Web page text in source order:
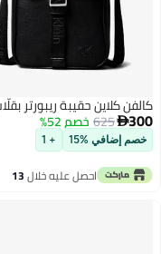
كالفن كلاين حقيبة ريبورتر بقلّاب
300
625خصم 52%
خصم إضافي %15 + 1
احصل عليه خلال13
اغسطس